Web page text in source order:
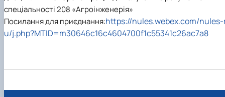
спеціальності 208 «Агроінженерія»
Посилання для приєднання:https://nules.webex.com/
u/j.php?MTID=m30646c16c4604700f1c55341c26ac7a8